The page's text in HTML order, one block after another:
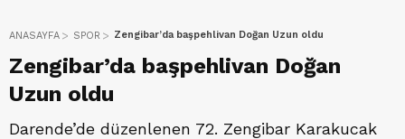
ANASAYFA SPOR Zengibar’da başpehlivan Doğan Uzun oldu
Zengibar’da başpehlivan Doğan
Uzun oldu
Darende’de düzenlenen 72. Zengibar Karakucak